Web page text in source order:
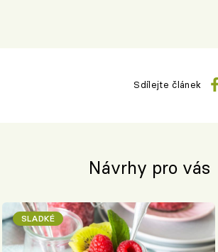
Sdílejte článek
Návrhy pro vás
SLADKÉ